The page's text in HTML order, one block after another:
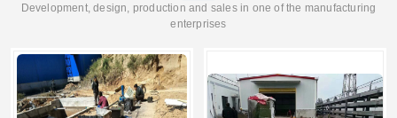
Development, design, production and sales in one of the manufacturing
enterprises